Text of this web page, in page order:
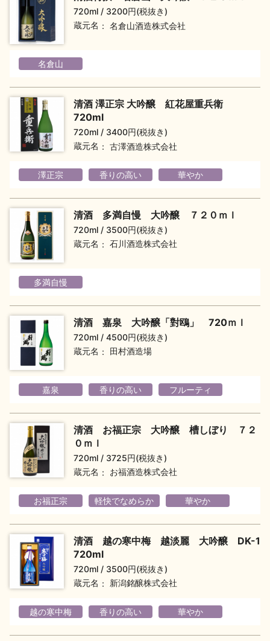
日本酒の楽しみ方特集
イベント情報TOP 新商品・おすすめ商品
季節の商品
美味しい地酒の選び方
地酒蔵元会とは
お問い合わせ
720ml
3200円(税抜き)
蔵元名
名倉山酒造株式会社
名倉山
清酒 澤正宗 大吟醸 紅花屋重兵衛
720ml
720ml
3400円(税抜き)
蔵元名
古澤酒造株式会社
澤正宗 香りの高い 華やか
清酒 多満自慢 大吟醸 ７２０ｍｌ
720ml
3500円(税抜き)
蔵元名
石川酒造株式会社
多満自慢
清酒 嘉泉 大吟醸「對鴎」 720ｍｌ
720ml
4500円(税抜き)
蔵元名
田村酒造場
嘉泉 香りの高い フルーティ
清酒 お福正宗 大吟醸 槽しぼり ７２
０ｍｌ
720ml
3725円(税抜き)
蔵元名
お福酒造株式会社
お福正宗 軽快でなめらか 華やか
清酒 越の寒中梅 越淡麗 大吟醸 DK-1
720ml
720ml
3500円(税抜き)
蔵元名
新潟銘醸株式会社
越の寒中梅 香りの高い 華やか